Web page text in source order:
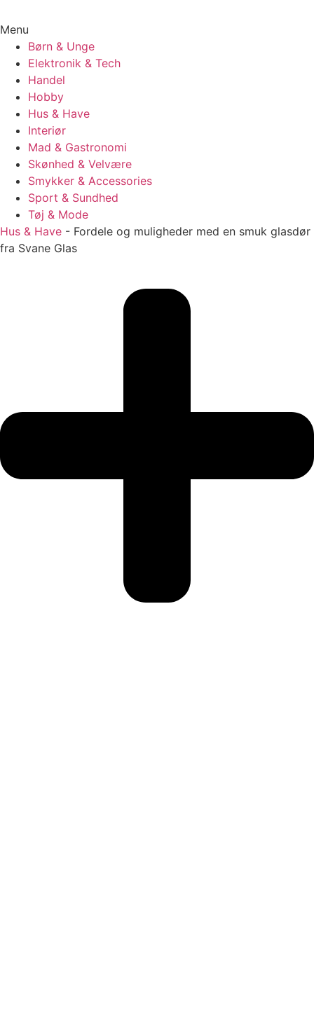
Menu
Børn & Unge
Elektronik & Tech
Handel
Hobby
Hus & Have
Interiør
Mad & Gastronomi
Skønhed & Velvære
Smykker & Accessories
Sport & Sundhed
Tøj & Mode
Hus & Have - Fordele og muligheder med en smuk glasdør
fra Svane Glas